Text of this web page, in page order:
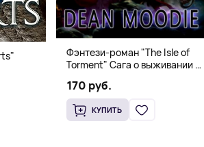
Фэнтези-роман "The Isle of
Torment" Сага о выживании и
170 руб.
КУПИТЬ